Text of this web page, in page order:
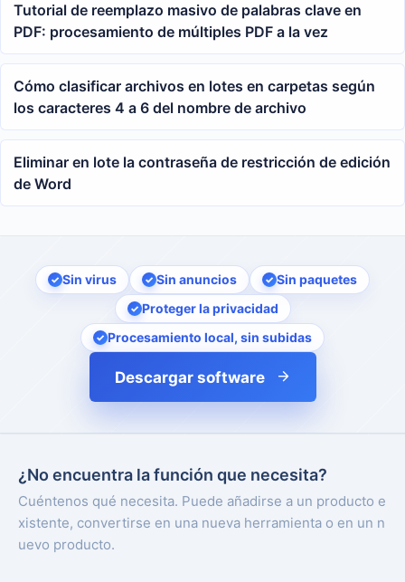
Tutorial de reemplazo masivo de palabras clave en
PDF: procesamiento de múltiples PDF a la vez
Cómo clasificar archivos en lotes en carpetas según
los caracteres 4 a 6 del nombre de archivo
Eliminar en lote la contraseña de restricción de edición
de Word
Sin virus Sin anuncios
Sin paquetes
Proteger la privacidad
Procesamiento local, sin subidas
Descargar software
¿No encuentra la función que necesita?
Cuéntenos qué necesita. Puede añadirse a un producto e
xistente, convertirse en una nueva herramienta o en un n
uevo producto.